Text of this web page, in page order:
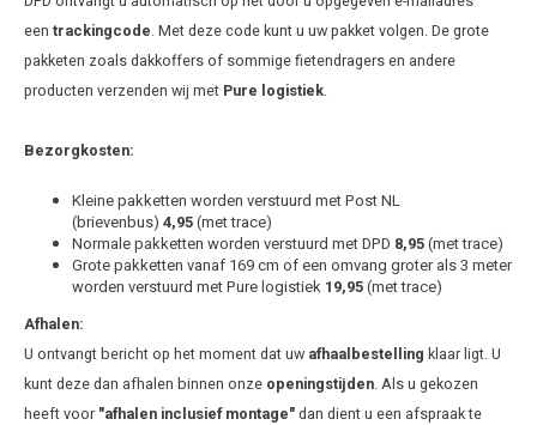
Fiat
Thule
Trolleys
Dakkoffertassen
een trackingcode. Met deze code kunt u uw pakket volgen. De grote
pakketen zoals dakkoffers of sommige fietendragers en andere
producten verzenden wij met Pure logistiek.
Bezorgkosten:
Kleine pakketten worden verstuurd met Post NL
(brievenbus) 4,95(met trace)
Normale pakketten worden verstuurd met DPD 8,95(met trace)
Grote pakketten vanaf 169 cm of een omvang groter als 3 meter
worden verstuurd met Pure logistiek 19,95(met trace)
Afhalen:
U ontvangt bericht op het moment dat uw afhaalbestelling klaar ligt. U
kunt deze dan afhalen binnen onze openingstijden. Als u gekozen
heeft voor "afhalen inclusief montage"dan dient u een afspraak te